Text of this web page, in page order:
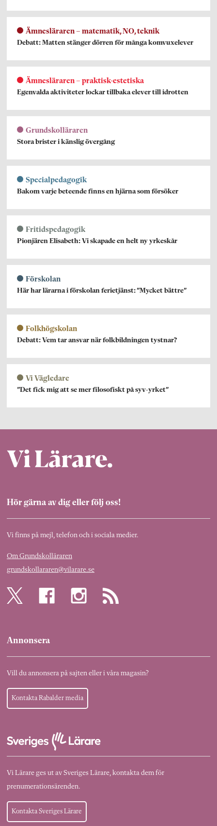
Ämnesläraren – matematik, NO, teknik
Debatt: Matten stänger dörren för många komvuxelever
Ämnesläraren – praktisk-estetiska
Egenvalda aktiviteter lockar tillbaka elever till idrotten
Grundskolläraren
Stora brister i känslig övergång
Specialpedagogik
Bakom varje beteende finns en hjärna som försöker
Fritidspedagogik
Pionjären Elisabeth: Vi skapade en helt ny yrkeskår
Förskolan
Här har lärarna i förskolan ferietjänst: ”Mycket bättre”
Folkhögskolan
Debatt: Vem tar ansvar när folkbildningen tystnar?
Vi Vägledare
”Det fick mig att se mer filosofiskt på syv-yrket”
Hör gärna av dig eller följ oss!
Vi finns på mejl, telefon och i sociala medier.
Om Grundskolläraren
grundskollararen@vilarare.se
Annonsera
Vill du annonsera på sajten eller i våra magasin?
Kontakta Rabalder media
Vi Lärare ges ut av Sveriges Lärare, kontakta dem för
prenumerationsärenden.
Kontakta Sveriges Lärare